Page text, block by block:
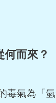
何而來？
毒氣為「